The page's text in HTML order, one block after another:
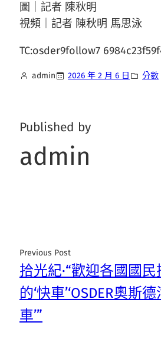
圖｜記者 陳秋明
視頻｜記者 陳秋明 馬思泳
TC:osder9follow7
admin 2026 年 2 月 6 日 分數
Published by
admin
Previous Post
拾光紀·“歡迎各國國
的‘快車’‘OSDER奧斯
車’”